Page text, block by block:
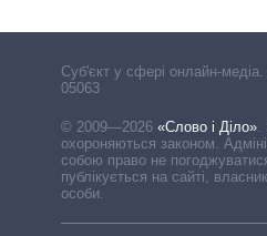
Cуб'єкт у сфері онлайн-медіа.
05063
© 2009—2026 «Слово і Діло»
охороняються законом.
собою право не
публікується на сайті,
особи.